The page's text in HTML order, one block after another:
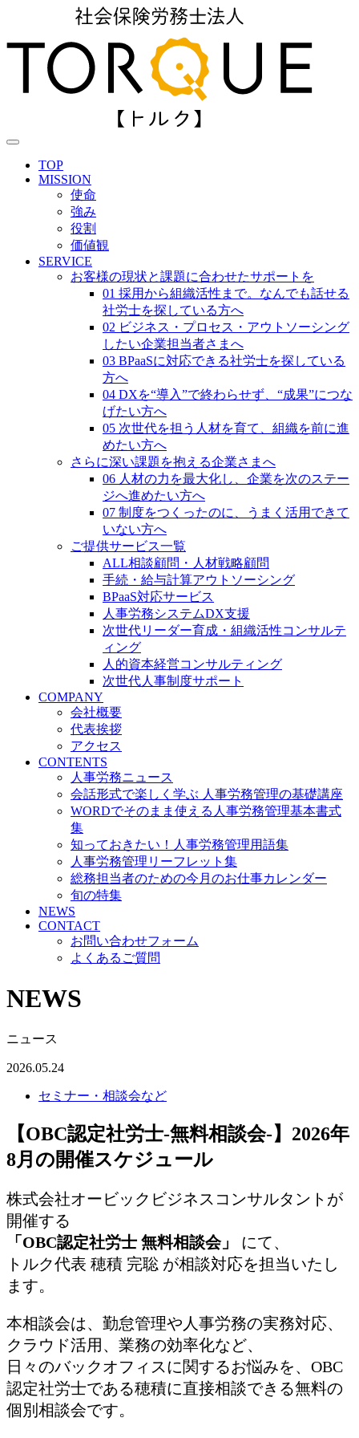
TOP
MISSION
使命
強み
役割
価値観
SERVICE
お客様の現状と課題に合わせたサポートを
01 採用から組織活性まで。なんでも話せる
社労士を探している方へ
02 ビジネス・プロセス・アウトソーシング
したい企業担当者さまへ
03 BPaaSに対応できる社労士を探している
方へ
04 DXを“導入”で終わらせず、“成果”につな
げたい方へ
05 次世代を担う人材を育て、組織を前に進
めたい方へ
さらに深い課題を抱える企業さまへ
06 人材の力を最大化し、企業を次のステー
ジへ進めたい方へ
07 制度をつくったのに、うまく活用できて
いない方へ
ご提供サービス一覧
ALL相談顧問・人材戦略顧問
手続・給与計算アウトソーシング
BPaaS対応サービス
人事労務システムDX支援
次世代リーダー育成・組織活性コンサルテ
ィング
人的資本経営コンサルティング
次世代人事制度サポート
COMPANY
会社概要
代表挨拶
アクセス
CONTENTS
人事労務ニュース
会話形式で楽しく学ぶ 人事労務管理の基礎講座
WORDでそのまま使える人事労務管理基本書式
集
知っておきたい！人事労務管理用語集
人事労務管理リーフレット集
総務担当者のための今月のお仕事カレンダー
旬の特集
NEWS
CONTACT
お問い合わせフォーム
よくあるご質問
NEWS
ニュース
2026.05.24
セミナー・相談会など
【OBC認定社労士-無料相談会-】2026年
8月の開催スケジュール
株式会社オービックビジネスコンサルタントが
開催する
「OBC認定社労士 無料相談会」
にて、
トルク代表 穂積 完聡 が相談対応を担当いたし
ます。
本相談会は、勤怠管理や人事労務の実務対応、
クラウド活用、業務の効率化など、
日々のバックオフィスに関するお悩みを、OBC
認定社労士である穂積に直接相談できる無料の
個別相談会です。